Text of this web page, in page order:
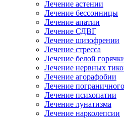
Лечение астении
Лечение бессонницы
Лечение апатии
Лечение СДВГ
Лечение шизофрении
Лечение стресса
Лечение белой
Лечение нервных
Лечение агорафобии
Лечение
Лечение психопатии
Лечение лунатизма
Лечение нарколепсии